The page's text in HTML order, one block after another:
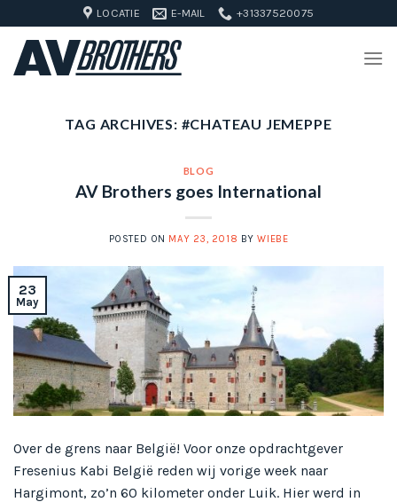
to
content
LOCATIE E-MAIL +31337520075
TAG ARCHIVES: #CHATEAU JEMEPPE
BLOG
AV Brothers goes International
POSTED ON MAY 23, 2018 BYWIEBE
23
May
Over de grens naar België! Voor onze opdrachtgever
Fresenius Kabi België reden wij vorige week naar
Hargimont, zo’n 60 kilometer onder Luik. Hier werd in